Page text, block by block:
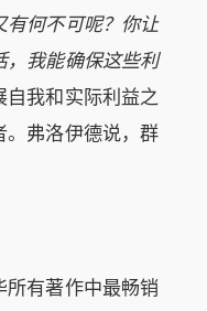
有何不可呢？你让
，我能确保这些利
我和实际利益之
。弗洛伊德说，群
所有著作中最畅销